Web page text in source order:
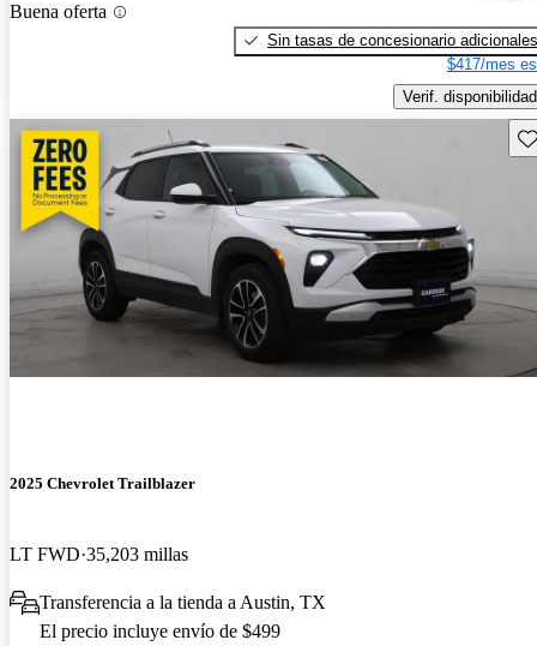
Buena oferta
Sin tasas de concesionario adicionales
$417/mes
Verif. disponibilidad
2025 Chevrolet Trailblazer
LT FWD 35,203 millas
Transferencia a la tienda a Austin, TX
El precio incluye envío de $499